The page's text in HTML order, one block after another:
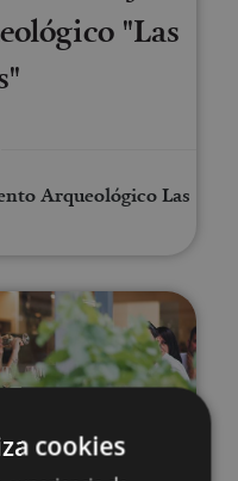
"Las
Arqueológico Las
a Bodegas Ochoa:
cookies